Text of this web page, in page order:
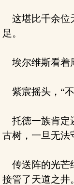
这堪比千余位
足。
埃尔维斯看着
紫宸摇头，“
托德一族肯定
古树，一旦无法
传送阵的光芒
接管了天道之井。